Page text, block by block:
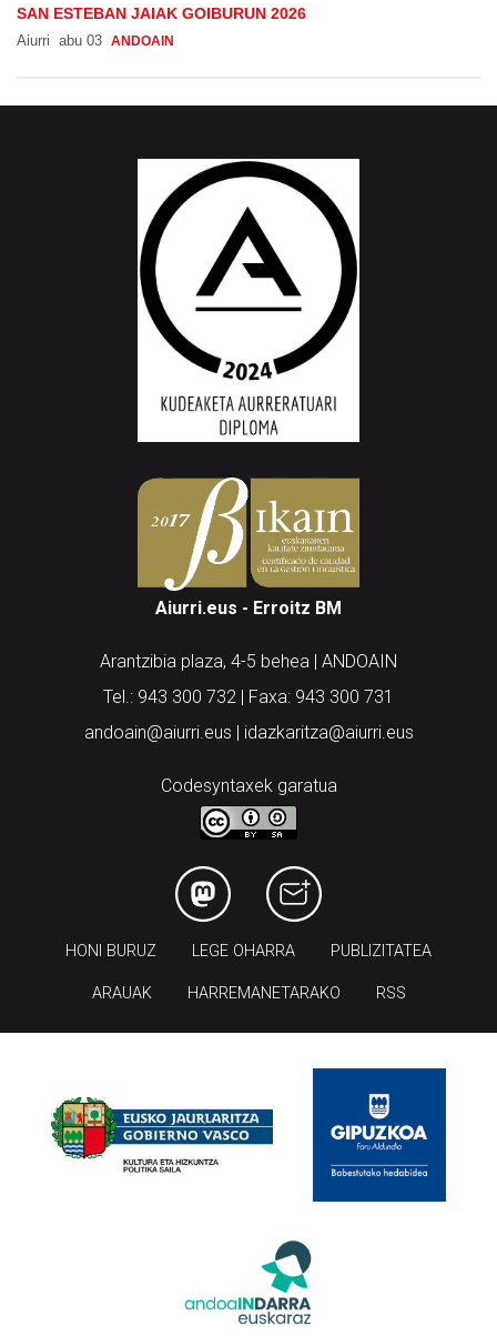
SAN ESTEBAN JAIAK GOIBURUN 2026
Aiurri abu 03 ANDOAIN
Aiurri.eus - Erroitz BM
Arantzibia plaza, 4-5 behea | ANDOAIN
Tel.: 943 300 732 | Faxa: 943 300 731
andoain@aiurri.eus | idazkaritza@aiurri.eus
Codesyntaxek garatua
HONI BURUZ LEGE OHARRA PUBLIZITATEA
ARAUAK HARREMANETARAKO RSS